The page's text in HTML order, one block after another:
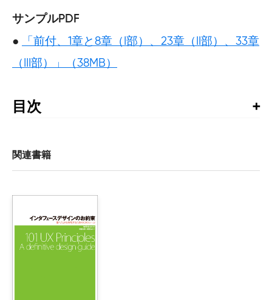
サンプルPDF
●
「前付、1章と8章（I部）、23章（II部）、33章
（III部）」（38MB）
目次
I部 リサーチ
2章 ジョブシャドウイングとコンテキストインタビュー
    2.1 ユーザーの観察
関連書籍